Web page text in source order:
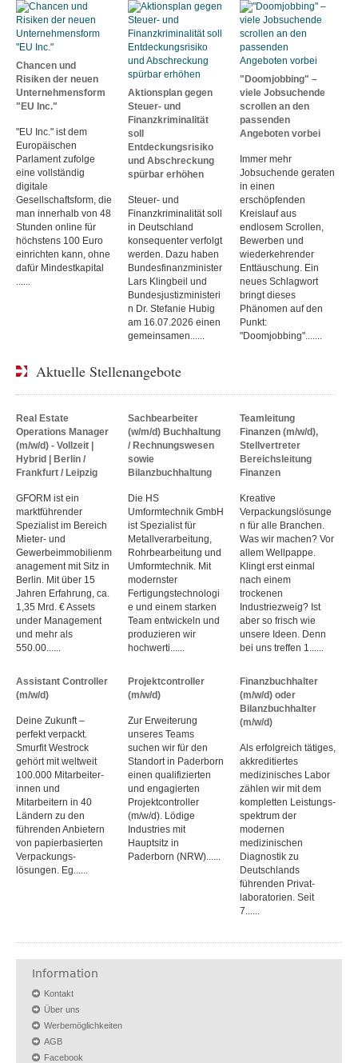
Chancen und
Risiken der neuen
Unternehmensform
"EU Inc."
"EU Inc." ist dem
Europäischen
Parlament zufolge
eine vollständig
digitale
Gesellschaftsform, die
man innerhalb von 48
Stunden online für
höchstens 100 Euro
einrichten kann, ohne
dafür Mindestkapital
Aktionsplan gegen
Steuer- und
Finanzkriminalität
soll
Entdeckungsrisiko
und Abschreckung
spürbar erhöhen
Steuer- und
Finanzkriminalität soll
in Deutschland
konsequenter verfolgt
werden. Dazu haben
Bundesfinanzminister
Lars Klingbeil und
Bundesjustizministeri
n Dr. Stefanie Hubig
am 16.07.2026 einen
gemeinsamen......
"Doomjobbing" –
viele Jobsuchende
scrollen an den
passenden
Angeboten vorbei
Immer mehr
Jobsuchende geraten
in einen
erschöpfenden
Kreislauf aus
endlosem Scrollen,
Bewerben und
wiederkehrender
Enttäuschung. Ein
neues Schlagwort
bringt dieses
Phänomen auf den
Punkt:
"Doomjobbing".......
Aktuelle Stellenangebote
Real Estate
Operations Manager
(m/w/d) - Vollzeit |
Hybrid | Berlin /
Frankfurt / Leipzig
GFORM ist ein
marktführender
Spezialist im Bereich
Mieter- und
Gewerbeimmobilienm
anagement mit Sitz in
Berlin. Mit über 15
Jahren Erfahrung, ca.
1,35 Mrd. € Assets
under Management
und mehr als
550.00......
Sachbearbeiter
(w/m/d) Buchhaltung
/ Rechnungswesen
sowie
Bilanzbuchhaltung
Die HS
Umformtechnik GmbH
ist Spezialist für
Metallverarbeitung,
Rohrbearbeitung und
Umformtechnik. Mit
modernster
Fertigungstechnologi
e und einem starken
Team entwickeln und
produzieren wir
hochwerti......
Teamleitung
Finanzen (m/w/d),
Stellvertreter
Bereichsleitung
Finanzen
Kreative
Verpackungslösunge
n für alle Branchen.
Was wir machen? Vor
allem Wellpappe.
Klingt erst einmal
nach einem
trockenen
Industriezweig? Ist
aber so frisch wie
unsere Ideen. Denn
bei uns treffen 1......
Assistant Controller
(m/w/d)
Deine Zukunft –
perfekt verpackt.
Smurfit Westrock
gehört mit weltweit
100.000 Mitarbeiter­
innen und
Mitarbeitern in 40
Ländern zu den
führenden Anbietern
von papier­basierten
Verpackungs­
lösungen. Eg......
Projektcontroller
(m/w/d)
Zur Erweiterung
unseres Teams
suchen wir für den
Standort in Paderborn
einen qualifizierten
und engagierten
Projektcontroller
(m/w/d). Lödige
Industries mit
Hauptsitz in
Paderborn (NRW)......
Finanzbuchhalter
(m/w/d) oder
Bilanzbuchhalter
(m/w/d)
Als erfolgreich tätiges,
akkreditiertes
medizinisches Labor
zählen wir mit dem
kompletten Leistungs­
spektrum der
modernen
medizinischen
Diagnostik zu
Deutschlands
führenden Privat­
laboratorien. Seit
7......
Information
Kontakt
Über uns
Werbemöglichkeiten
AGB
Facebook